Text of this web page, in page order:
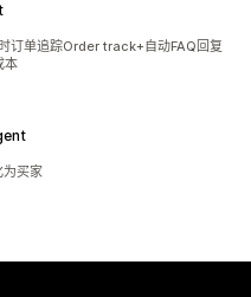
订单追踪Order track+自动FAQ回复
本
为买家